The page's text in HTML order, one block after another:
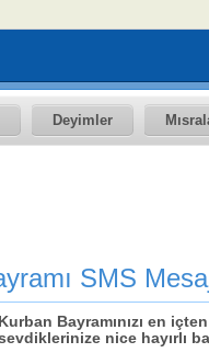
Deyimler
SMS
Kurban Bayramınızı en
nice hayırlı